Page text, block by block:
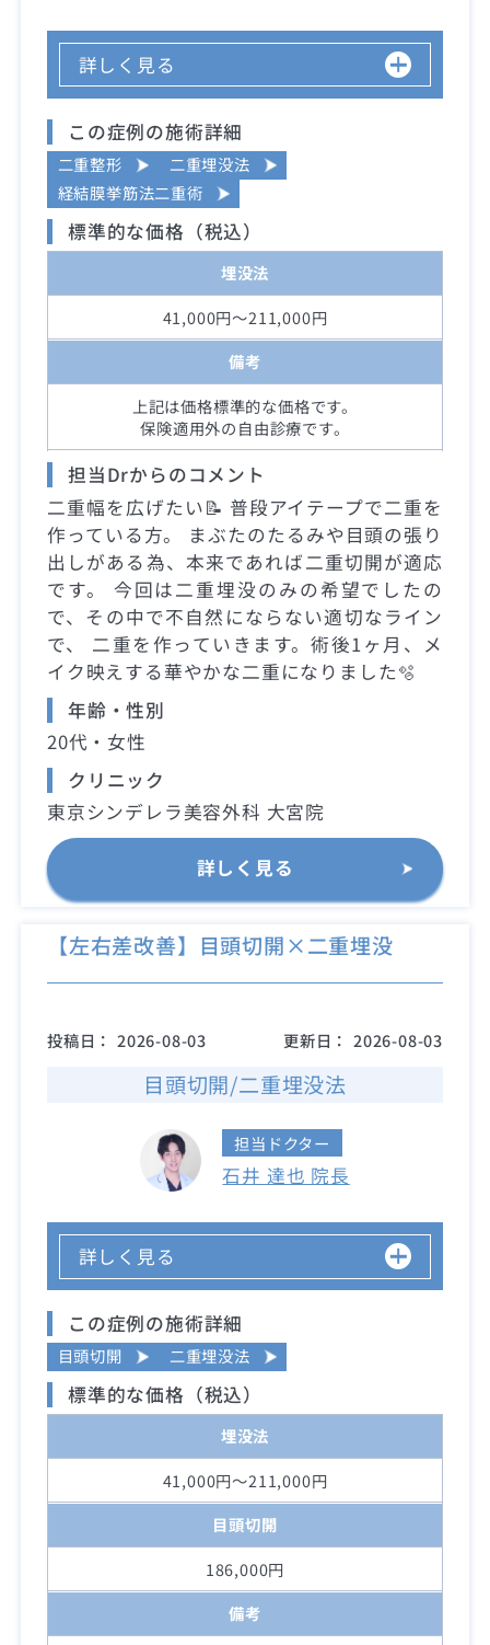
詳しく見る
この症例の施術詳細
二重整形
二重埋没法
経結膜挙筋法二重術
標準的な価格（税込）
埋没法
41,000円～211,000円
備考
上記は価格標準的な価格です。
保険適用外の自由診療です。
担当Drからのコメント
二重幅を広げたい📝 普段アイテープで二重を
作っている方。 まぶたのたるみや目頭の張り
出しがある為、本来であれば二重切開が適応
です。 今回は二重埋没のみの希望でしたの
で、その中で不自然にならない適切なライン
で、 二重を作っていきます。術後1ヶ月、メ
イク映えする華やかな二重になりました🫧
年齢・性別
20代・女性
クリニック
東京シンデレラ美容外科 大宮院
詳しく見る
【左右差改善】目頭切開×二重埋没
投稿日： 2026-08-03 更新日： 2026-08-03
目頭切開/二重埋没法
担当ドクター
石井 達也 院長
詳しく見る
この症例の施術詳細
目頭切開 二重埋没法
標準的な価格（税込）
埋没法
41,000円～211,000円
目頭切開
186,000円
備考